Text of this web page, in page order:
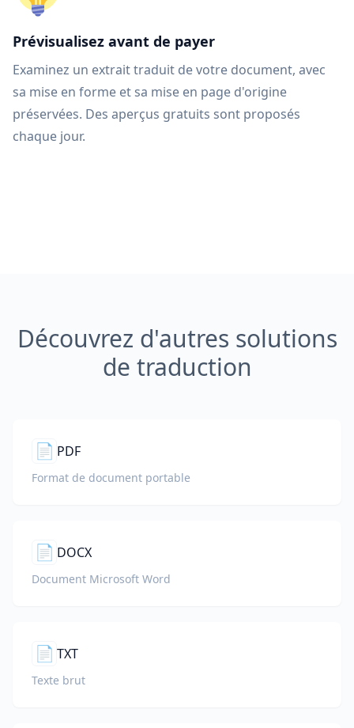
Prévisualisez avant de payer
Examinez un extrait traduit de votre document, avec
sa mise en forme et sa mise en page d'origine
préservées. Des aperçus gratuits sont proposés
chaque jour.
Découvrez d'autres solutions
de traduction
📄 PDF
Format de document portable
📄 DOCX
Document Microsoft Word
📄 TXT
Texte brut